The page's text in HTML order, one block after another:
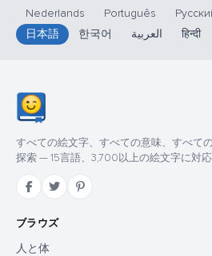
Nederlands
Português
日本語
한국어 العربية हिन्दी
すべての絵文字、すべての意味、すべて
探索 — 15言語、3,700以上の絵文字に対応
ブラウズ
人と体